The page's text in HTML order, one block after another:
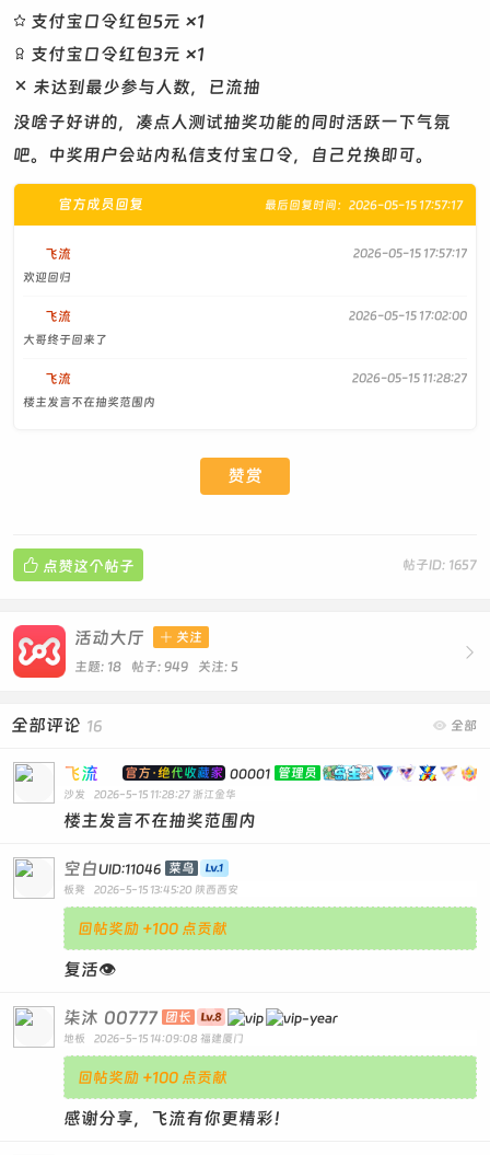
支付宝口令红包5元 ×1
支付宝口令红包3元 ×1
未达到最少参与人数，已流抽
没啥子好讲的，凑点人测试抽奖功能的同时活跃一下气氛
吧。中奖用户会站内私信支付宝口令，自己兑换即可。
最后回复时间：2026-05-15 17:57:17
官方成员回复
飞流
2026-05-15 17:57:17
欢迎回归
飞流
2026-05-15 17:02:00
大哥终于回来了
飞流
2026-05-15 11:28:27
楼主发言不在抽奖范围内
赞赏
帖子ID: 1657
 点赞这个帖子

活动大厅  关注
主题: 18 帖子: 949 关注: 5
 全部
全部评论 16
飞流 官方·绝代收藏家 00001 管理员
沙发 2026-5-15 11:28:27 浙江金华
楼主发言不在抽奖范围内
空白UID:11046 菜鸟
板凳 2026-5-15 13:45:20 陕西西安
回帖奖励 +100 点贡献
复活👁️
柒沐 00777 团长
地板 2026-5-15 14:09:08 福建厦门
回帖奖励 +100 点贡献
感谢分享，飞流有你更精彩！